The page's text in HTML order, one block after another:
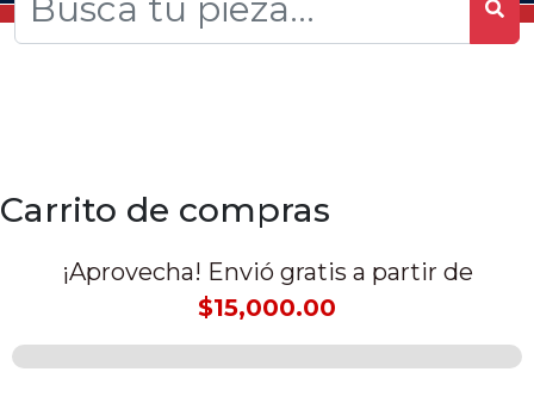
Carrito de compras
¡Aprovecha! Envió gratis a partir de
$15,000.00